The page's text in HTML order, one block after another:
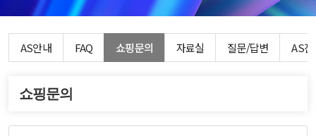
AS안내 FAQ 쇼핑문의 자료실 질문/답변 AS진
쇼핑문의